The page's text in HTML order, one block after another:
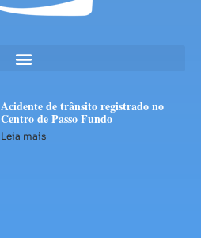
Acidente de trânsito registrado no
Centro de Passo Fundo
Leia mais